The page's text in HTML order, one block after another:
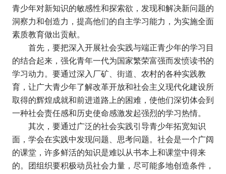
青少年对新知识的敏感性和探索欲，发现和解决新问题的
洞察力和创造力，提高他们的自主学习能力，为实施全面
素质教育做出贡献。
首先，要把深入开展社会实践与端正青少年的学习目
的结合起来，强化青年一代为国家繁荣富强而发愤读书的
学习动力。要通过深入厂矿、街道、农村的各种实践教
育，让广大青少年了解改革开放和社会主义现代化建设所
取得的辉煌成就和前进道路上的困难，使他们深切体会到
一种社会责任感和历史使命感激发起强烈的学习热情。
其次，要通过广泛的社会实践引导青少年拓宽知识
面，学会在实践中发现问题、思考问题。社会是一个广阔
的课堂，许多鲜活的知识是难以从书本上和课堂中得来
的。团组织要积极动员社会力量，尽可能多地创造条件，